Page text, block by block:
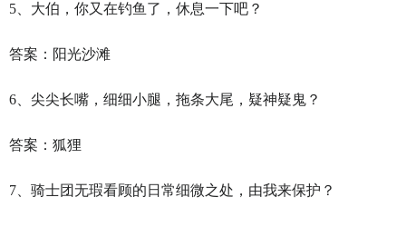
5、大伯，你又在钓鱼了，休息一下吧？
答案：阳光沙滩
6、尖尖长嘴，细细小腿，拖条大尾，疑神疑鬼？
答案：狐狸
7、骑士团无瑕看顾的日常细微之处，由我来保护？